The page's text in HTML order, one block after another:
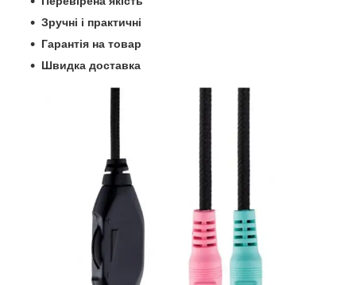
Зручні і практичні
Гарантія на товар
Швидка доставка